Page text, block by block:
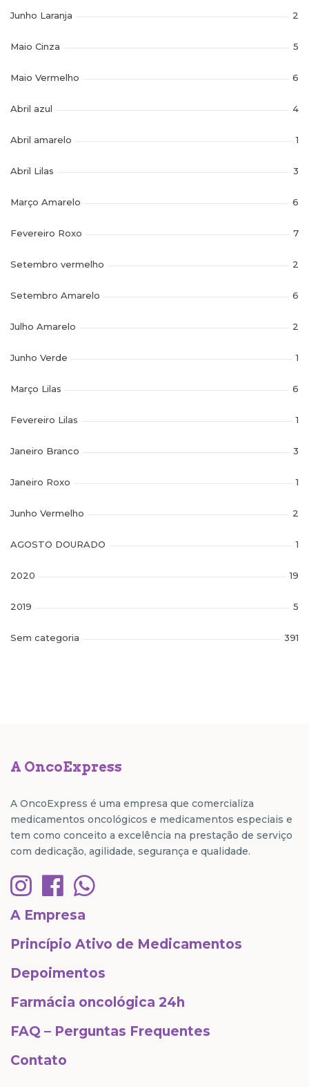
Junho Laranja 2
Maio Cinza 5
Maio Vermelho 6
Abril azul 4
Abril amarelo 1
Abril Lilas 3
Março Amarelo 6
Fevereiro Roxo 7
Setembro vermelho 2
Setembro Amarelo 6
Julho Amarelo 2
Junho Verde 1
Março Lilas 6
Fevereiro Lilas 1
Janeiro Branco 3
Janeiro Roxo 1
Junho Vermelho 2
AGOSTO DOURADO 1
2020 19
2019 5
Sem categoria 391
A OncoExpress
A OncoExpress é uma empresa que comercializa
medicamentos oncológicos e medicamentos especiais e
tem como conceito a excelência na prestação de serviço
com dedicação, agilidade, segurança e qualidade.
A Empresa
Princípio Ativo de Medicamentos
Depoimentos
Farmácia oncológica 24h
FAQ – Perguntas Frequentes
Contato